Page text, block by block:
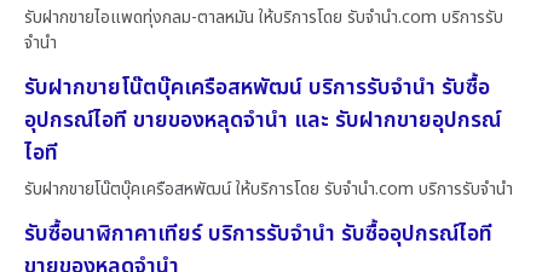
รับฝากขายไอแพดทุ่งกลม-ตาลหมัน ให้บริการโดย รับจํานํา.com บริการรับ
จำนำ
รับฝากขายโน๊ตบุ๊คเครือสหพัฒน์ บริการรับจำนำ รับซื้อ
อุปกรณ์ไอที ขายของหลุดจำนำ และ รับฝากขายอุปกรณ์
ไอที
รับฝากขายโน๊ตบุ๊คเครือสหพัฒน์ ให้บริการโดย รับจํานํา.com บริการรับจำนำ
รับซื้อนาฬิกาคาเทียร์ บริการรับจำนำ รับซื้ออุปกรณ์ไอที